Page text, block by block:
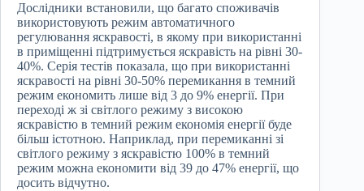
Дослідники встановили, що багато споживачів
використовують режим автоматичного
регулювання яскравості, в якому при використанні
в приміщенні підтримується яскравість на рівні 30-
40%. Серія тестів показала, що при використанні
яскравості на рівні 30-50% перемикання в темний
режим економить лише від 3 до 9% енергії. При
переході ж зі світлого режиму з високою
яскравістю в темний режим економія енергії буде
більш істотною. Наприклад, при перемиканні зі
світлого режиму з яскравістю 100% в темний
режим можна економити від 39 до 47% енергії, що
досить відчутно.